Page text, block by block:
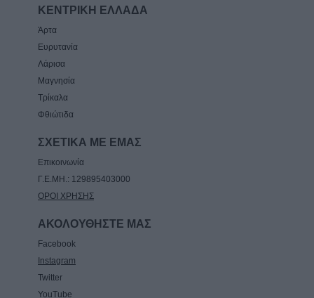
ΚΕΝΤΡΙΚΗ ΕΛΛΑΔΑ
Άρτα
Ευρυτανία
Λάρισα
Μαγνησία
Τρίκαλα
Φθιώτιδα
ΣΧΕΤΙΚΑ ΜΕ ΕΜΑΣ
Επικοινωνία
Γ.Ε.ΜΗ.: 129895403000
ΟΡΟΙ ΧΡΗΣΗΣ
ΑΚΟΛΟΥΘΗΣΤΕ ΜΑΣ
Facebook
Instagram
Twitter
YouTube